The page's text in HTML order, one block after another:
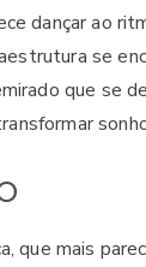
dançar ao
se
que se
que mais